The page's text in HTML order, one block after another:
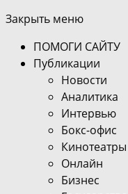
Закрыть меню
ПОМОГИ САЙТУ
Публикации
Новости
Аналитика
Интервью
Бокс-офис
Кинотеатры
Онлайн
Бизнес